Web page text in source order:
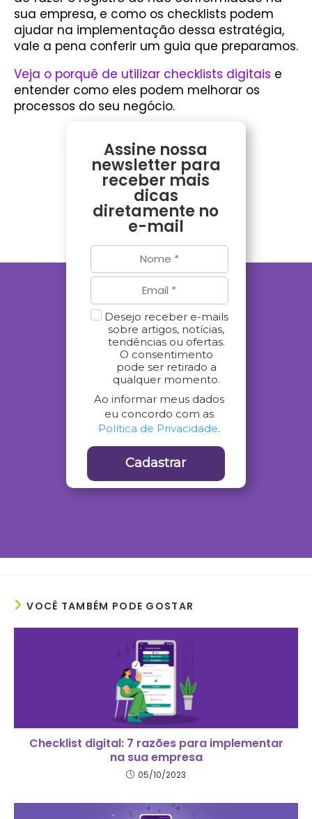
sua empresa, e como os checklists podem
ajudar na implementação dessa estratégia,
vale a pena conferir um guia que preparamos.
Veja o porquê de utilizar checklists digitais e
entender como eles podem melhorar os
processos do seu negócio.
Assine nossa
newsletter para
receber mais
dicas
diretamente no
e-mail
Desejo receber e-mails
sobre artigos, notícias,
tendências ou ofertas.
O consentimento
pode ser retirado a
qualquer momento.
Ao informar meus dados
eu concordo com as
Política de Privacidade.
Cadastrar
VOCÊ TAMBÉM PODE GOSTAR
Checklist digital: 7 razões para implementar
na sua empresa
05/10/2023